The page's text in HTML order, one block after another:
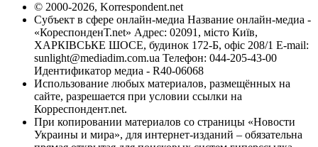
© 2000-2026, Korrespondent.net
Субъект в сфере онлайн-медиа Название онлайн-медиа -
«КореспонденТ.net» Адрес: 02091, місто Київ,
ХАРКІВСЬКЕ ШОСЕ, будинок 172-Б, офіс 208/1 E-mail:
sunlight@mediadim.com.ua Телефон: 044-205-43-00
Идентификатор медиа - R40-06068
Использование любых материалов, размещённых на
сайте, разрешается при условии ссылки на
Корреспондент.net.
При копировании материалов со страницы «Новости
Украины и мира», для интернет-изданий – обязательна